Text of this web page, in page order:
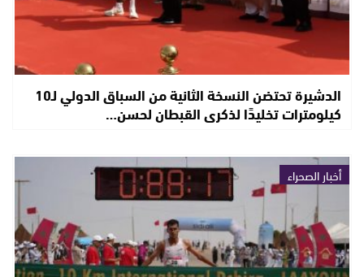
الدشيرة تحتضن النسخة الثانية من السباق الدولي لـ10
كيلومترات تخليدًا لذكرى القبطان لحسن…
أخبار الصحراء